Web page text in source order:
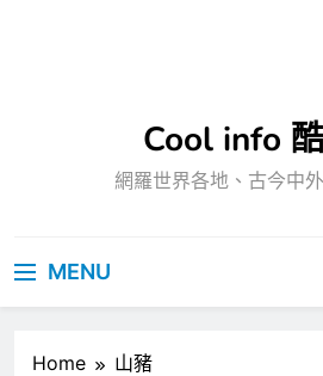
Cool info
網羅世界各地、古今中
MENU
Home 山豬